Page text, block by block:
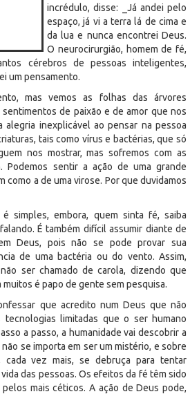
incrédulo, disse: _Já andei pelo
espaço, já vi a terra lá de cima e
da lua e nunca encontrei Deus.
O neurocirurgião, homem de fé,
cérebros de pessoas inteligentes,
um pensamento.
mas vemos as folhas das árvores
sentimentos de paixão e de amor que nos
alegria inexplicável ao pensar na pessoa
tais como vírus e bactérias, que só
nos mostrar, mas sofremos com as
Podemos sentir a ação de uma grande
como a de uma virose. Por que duvidamos
simples, embora, quem sinta fé, saiba
É também difícil assumir diante de
Deus, pois não se pode provar sua
de uma bactéria ou do vento. Assim,
ser chamado de carola, dizendo que
é papo de gente sem pesquisa.
que acredito num Deus que não
limitadas que o ser humano
a passo, a humanidade vai descobrir a
se importa em ser um mistério, e sobre
cada vez mais, se debruça para tentar
das pessoas. Os efeitos da fé têm sido
mais céticos. A ação de Deus pode,